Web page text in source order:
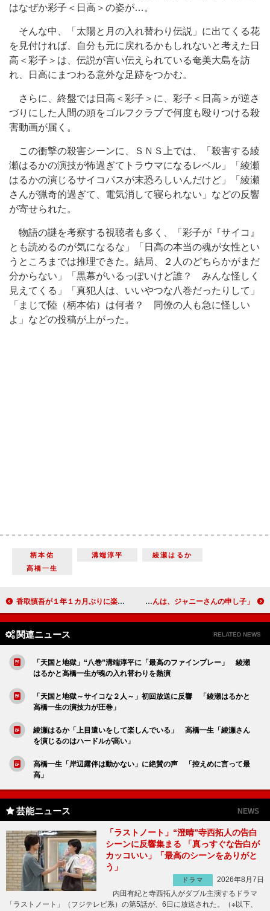
はなぜか彩子＜日高＞の姿が…。
そんな中、「太陽と月の入れ替わり伝説」に出てくる花
を見付ければ、自分も元に戻れるかもしれないと考えた日
高＜彩子＞は、伝説が言い伝えられている奄美大島を訪
れ、日高にまつわる意外な足跡をつかむ。
さらに、終盤では日高＜彩子＞に、彩子＜日高＞が逆さ
づりにした人間の頭をゴルフクラブで何度も殴りつける殺
害動画が届く。
この衝撃の殺害シーンに、ＳＮＳ上では、「殺害する綾
瀬はるかの演技が怖過ぎてトラウマになるレベル」「綾瀬
はるかの演じるサイコパスが末恐ろしいんだけど」「綾瀬
さんが猟奇的過ぎて、電気消して寝られない」などの反響
が寄せられた。
物語の謎を考察する視聴者も多く、「彩子が『サイコ』
とも読めるのが気になるな」「日高の本当の魂が女性とい
うところまでは推理できた。結局、２人のどちらかがまだ
分からない」「黒幕がいるっぽいけど誰？ みんな怪しく
見えてくる」「真犯人は、いいやつな八巻だったりして」
「まじで陸（柄本佑）は何者？ 同僚の人も急に怪しい
よ」などの投稿が上がった。
柄本佑 溝端淳平
綾瀬はるか
高橋一生
香取慎吾が１年１カ月ぶりに楽曲をリリース 「アノニマス」主題歌の“シークレット”が明らかに 堂本光一、『ＳＨＯＣＫ』の劇場公開に感謝の言葉 上田竜也「光一くんは、ジャニーさんの申し子」
関連ニュース RELATED NEWS
「天国と地獄」“八巻”溝端淳平に「最高のファインプレー」 綾瀬
はるかと高橋一生が魂の入れ替わりを熱演
「天国と地獄～サイコな２人～」初回放送に反響 「綾瀬はるかと
高橋一生の演技力が圧巻」
綾瀬はるか「上目遣いをして楽しんでいる」 高橋一生「綾瀬さん
を演じるのはハードルが高い」
高橋一生「岸辺露伴は動かない」に絶賛の声 「控えめに言って最
高」
芸能ニュース NEWS
「ラストノート」“澄晴”寺西拓人の告白
シーンに反響集まる 「真っすぐな告白が
カッコいい」「最高のシーンをありがと
う」
ドラマ
2026年8月7日
内田有紀と寺西拓人がダブル主演するドラマ
「ラストノート」（フジテレビ系）の第5話が、6日に放送された。（※以下、